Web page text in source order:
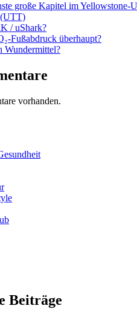
große Kapitel im Yellowstone-
(UTT)
/ uShark?
Fußabdruck überhaupt?
Wundermittel?
vorhanden.
Beiträge